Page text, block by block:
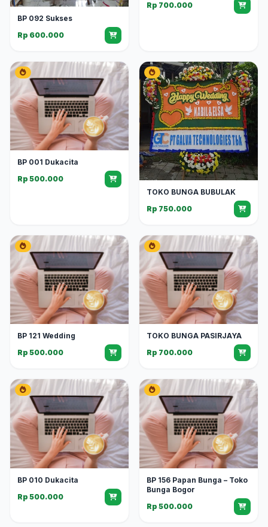
BP 092 Sukses
Rp 600.000
Rp 700.000
BP 001 Dukacita
Rp 500.000
TOKO BUNGA BUBULAK
Rp 750.000
BP 121 Wedding
Rp 500.000
TOKO BUNGA PASIRJAYA
Rp 700.000
BP 010 Dukacita
Rp 500.000
BP 156 Papan Bunga – Toko
Bunga Bogor
Rp 500.000